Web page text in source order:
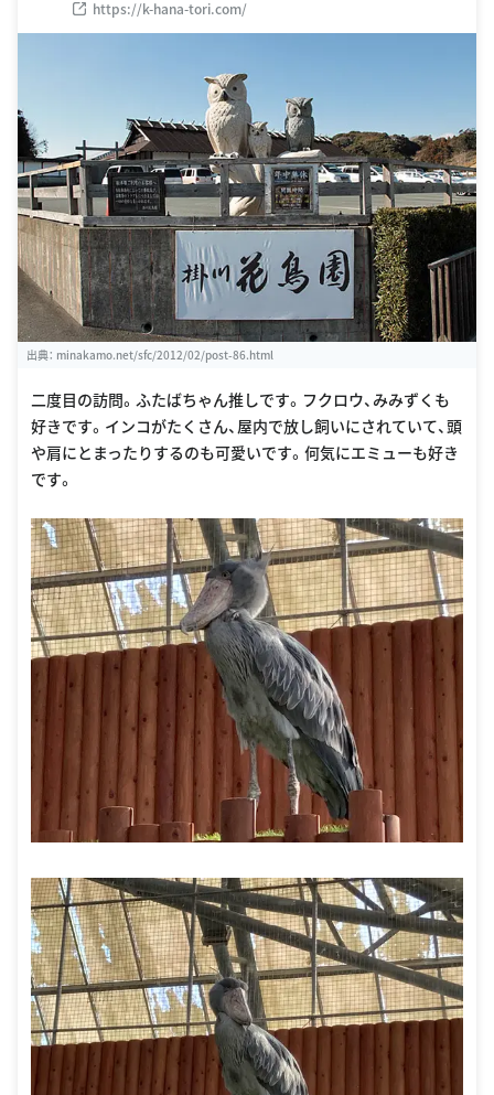
https://k-hana-tori.com/
出典： minakamo.net/sfc/2012/02/post-86.html
二度目の訪問。ふたばちゃん推しです。フクロウ、みみずくも
好きです。インコがたくさん、屋内で放し飼いにされていて、頭
や肩にとまったりするのも可愛いです。何気にエミューも好き
です。